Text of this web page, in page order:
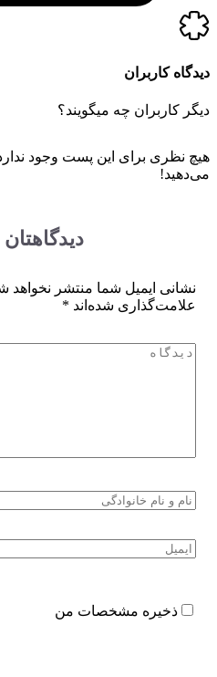
کاربران
کاربران چه میگویند؟
نظری برای این پست وجود ندارد.
دیدگاهتان
نشانی ایمیل شما منتشر نخواهد شد.
علامت‌گذاری شده‌اند*
ذخیره مشخصات من